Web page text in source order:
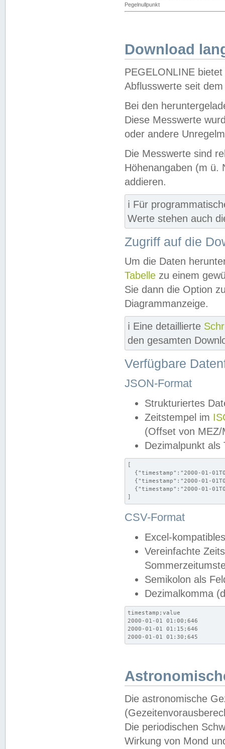
Pegelnullpunkt
Download
PEGELONLINE
Abflusswerte seit
Bei den
Diese Messwerte
oder andere
Die Messwerte sind
Höhenangaben (m ü.
addieren.
ℹ️ Für
Werte stehen auch
Zugriff auf die
Um die Daten
Tabelle zu einem
Sie dann die Option
Diagrammanzeige.
ℹ️ Eine detaillierte
den gesamten
Verfügbare
JSON-Format
Strukturiertes
Zeitstempel im
(Offset von MEZ/
Dezimalpunkt als
[
{"timestamp":"2000-01-
{"timestamp":"2000-01-
{"timestamp":"2000-01-
]
CSV-Format
Excel-
Vereinfachte
Semikolon als
Dezimalkomma
timestamp;value
2000-01-01 01:00;646
2000-01-01 01:15;646
2000-01-01 01:30;645
Die astronomische
Die periodischen
Wirkung von Mond